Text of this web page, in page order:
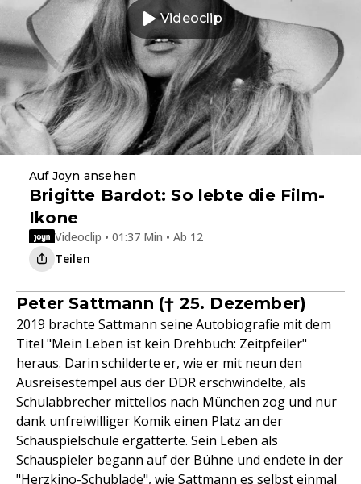
Videoclip
Auf Joyn ansehen
Brigitte Bardot: So lebte die Film-
Ikone
Videoclip • 01:37 Min • Ab 12
Teilen
Peter Sattmann († 25. Dezember)
2019 brachte Sattmann seine Autobiografie mit dem
Titel "Mein Leben ist kein Drehbuch: Zeitpfeiler"
heraus. Darin schilderte er, wie er mit neun den
Ausreisestempel aus der DDR erschwindelte, als
Schulabbrecher mittellos nach München zog und nur
dank unfreiwilliger Komik einen Platz an der
Schauspielschule ergatterte. Sein Leben als
Schauspieler begann auf der Bühne und endete in der
"Herzkino-Schublade", wie Sattmann es selbst einmal